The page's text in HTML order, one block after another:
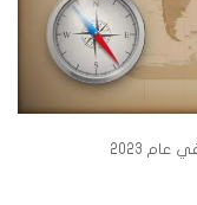
عام 2023